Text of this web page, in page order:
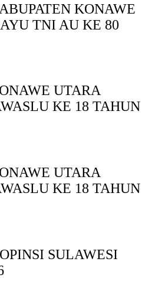
KONAWE
TNI AU KE 80
UTARA
KE 18 TAHUN
UTARA
KE 18 TAHUN
SULAWESI